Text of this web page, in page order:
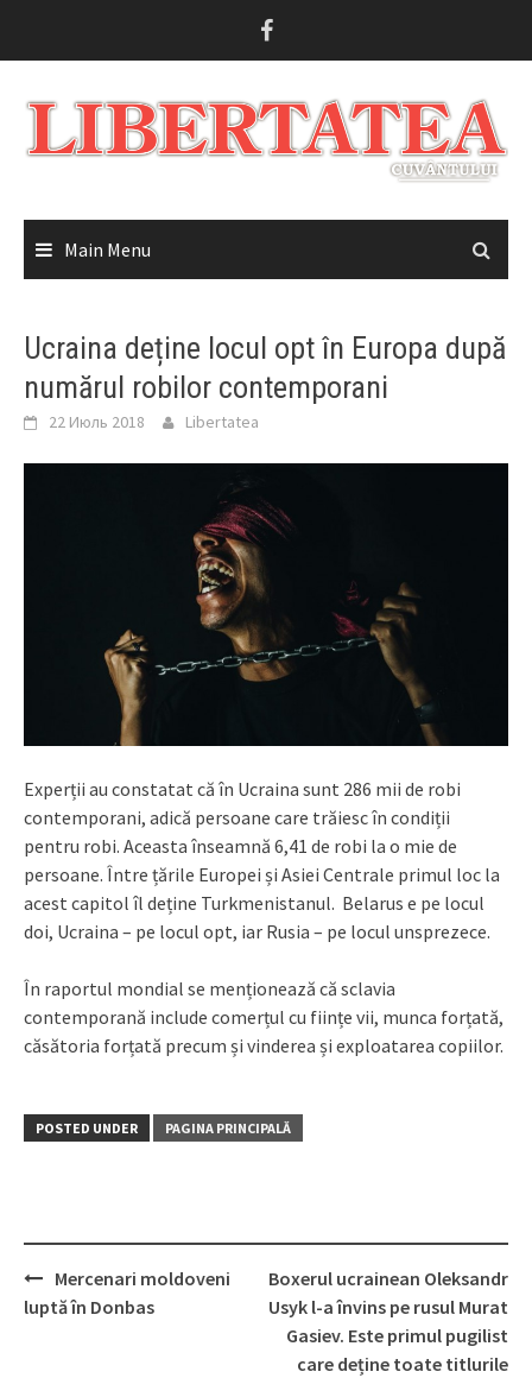
Main Menu
Ucraina deține locul opt în Europa după
numărul robilor contemporani
22 Июль 2018 Libertatea
Experții au constatat că în Ucraina sunt 286 mii de robi
contemporani, adică persoane care trăiesc în condiții
pentru robi. Aceasta înseamnă 6,41 de robi la o mie de
persoane. Între țările Europei și Asiei Centrale primul loc la
acest capitol îl deține Turkmenistanul. Belarus e pe locul
doi, Ucraina – pe locul opt, iar Rusia – pe locul unsprezece.
În raportul mondial se menționează că sclavia
contemporană include comerțul cu ființe vii, munca forțată,
căsătoria forțată precum și vinderea și exploatarea copiilor.
POSTED UNDER PAGINA PRINCIPALĂ
Post
Mercenari moldoveni
luptă în Donbas
Boxerul ucrainean Oleksandr
Usyk l-a învins pe rusul Murat
Gasiev. Este primul pugilist
care deține toate titlurile